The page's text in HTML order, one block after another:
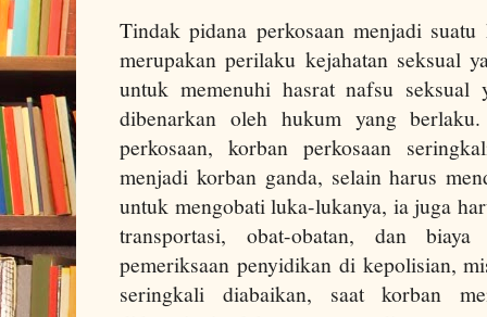
Tindak pidana perkosaan menjadi
merupakan perilaku kejahatan seksual
untuk memenuhi hasrat nafsu
dibenarkan oleh hukum yang
perkosaan, korban perkosaan
menjadi korban ganda, selain harus
untuk mengobati luka-lukanya, ia juga
transportasi, obat-obatan, dan
pemeriksaan penyidikan di kepolisian,
seringkali diabaikan, saat korban